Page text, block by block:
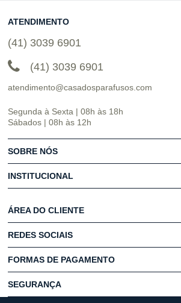
ATENDIMENTO
(41) 3039 6901
(41) 3039 6901
atendimento@casadosparafusos.com
Segunda à Sexta | 08h às 18h
Sábados | 08h às 12h
SOBRE NÓS
INSTITUCIONAL
ÁREA DO CLIENTE
REDES SOCIAIS
FORMAS DE PAGAMENTO
SEGURANÇA